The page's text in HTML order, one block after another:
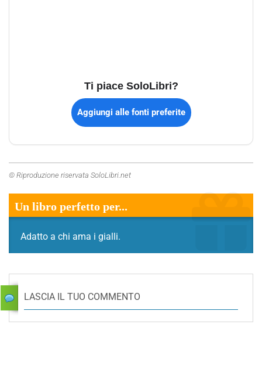
Ti piace SoloLibri?
Aggiungi alle fonti preferite
© Riproduzione riservata SoloLibri.net
Un libro perfetto per...
Adatto a chi ama i gialli.
LASCIA IL TUO COMMENTO